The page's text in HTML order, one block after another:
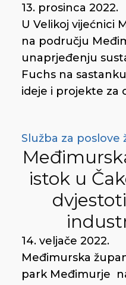
13. prosinca 2022.
U Velikoj vijećnici
na području
unaprjeđenju
Fuchs na
ideje i projekte za
Služba za poslove
istok u
14. veljače 2022.
Međimurska
park Međimurje